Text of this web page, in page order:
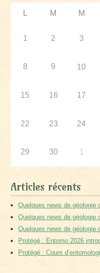
L M M
1 2 3
8 9 10
15 16 17
22 23 24
29 30 1
Articles récents
Quelques news de géologie
Quelques news de géologie
Quelques news de géologie
Protégé : Entomo 2026
Protégé : Cours